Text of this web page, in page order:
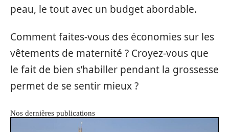
peau, le tout avec un budget abordable.
Comment faites-vous des économies sur les
vêtements de maternité ? Croyez-vous que
le fait de bien s’habiller pendant la grossesse
permet de se sentir mieux ?
Nos dernières publications